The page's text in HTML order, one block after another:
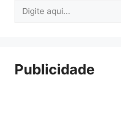
Pesquisar
Publicidade